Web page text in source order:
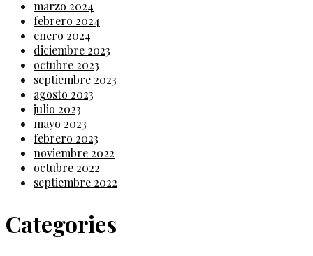
marzo 2024
febrero 2024
enero 2024
diciembre 2023
octubre 2023
septiembre 2023
agosto 2023
julio 2023
mayo 2023
febrero 2023
noviembre 2022
octubre 2022
septiembre 2022
Categories